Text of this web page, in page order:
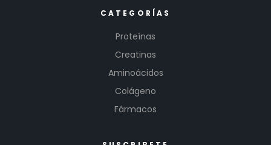
CATEGORÍAS
Proteínas
Creatinas
Aminoácidos
Colágeno
Fármacos